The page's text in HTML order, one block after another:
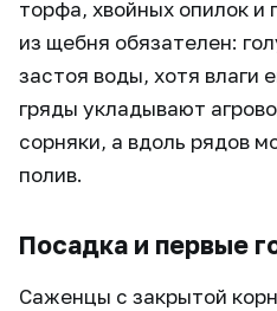
торфа, хвойных опилок
из щебня обязателен:
застоя воды, хотя влаги
гряды укладывают
сорняки, а вдоль рядов
полив.
Посадка и первые
Саженцы с закрытой